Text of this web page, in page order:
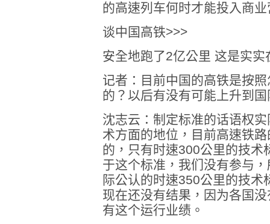
的高速列车何时才能投入商
谈中国高铁>>>
安全地跑了2亿公里 这是实实
记者：目前中国的高铁是按
的？以后有没有可能上升到
沈志云：制定标准的话语权
术方面的地位，目前高速铁
的，只有时速300公里的技术
于这个标准，我们没有参与
际公认的时速350公里的技
现在还没有结果，因为各国
有这个运行业绩。